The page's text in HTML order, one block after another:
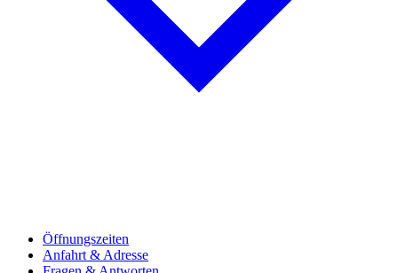
Öffnungszeiten
Anfahrt & Adresse